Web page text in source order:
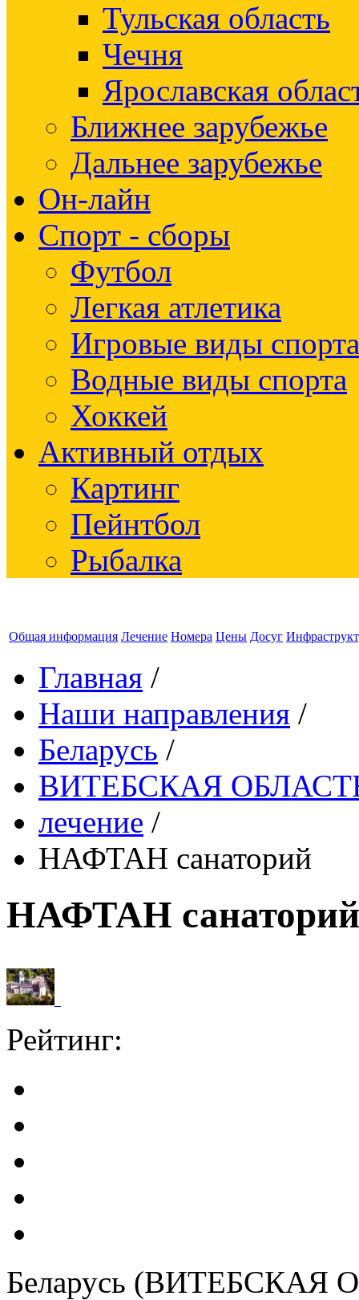
Тульская область
Чечня
Ярославская
Ближнее зарубежье
Дальнее зарубежье
Он-лайн
Спорт - сборы
Футбол
Легкая атлетика
Игровые виды спорта
Водные виды спорта
Хоккей
Активный отдых
Картинг
Пейнтбол
Рыбалка
Общая информация Лечение Номера Цены Досуг
Главная /
Наши направления /
Беларусь /
ВИТЕБСКАЯ
лечение /
НАФТАН санаторий
НАФТАН санаторий
Рейтинг:
Беларусь (ВИТЕБСКАЯ